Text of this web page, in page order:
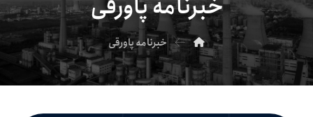
خبرنامه پاورقی
خبرنامه پاورقی